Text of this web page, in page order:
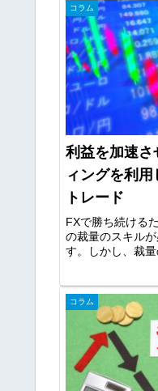
テクニカル要素
コラム
利益を加速さ
ィングを利
トレード
FXで勝ち続ける
の裁量のスキル
す。しかし、裁
められます。そ
を用いて時短で
した手法の開発に
コラム